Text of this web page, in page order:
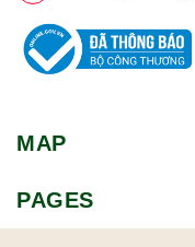
MAP
PAGES